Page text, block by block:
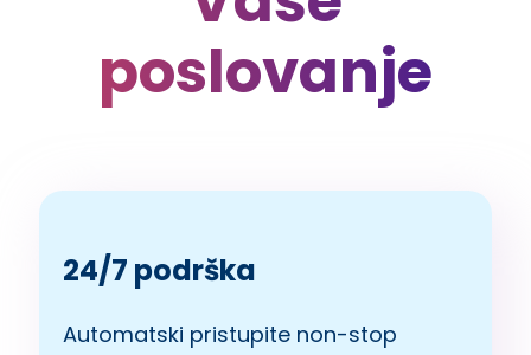
poslovanje
24/7 podrška
Automatski pristupite non-stop